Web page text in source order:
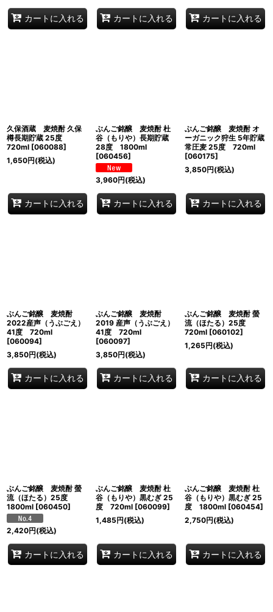
カートに入れる カートに入れる カートに入れる
久保酒蔵 麦焼酎 久保
樽長期貯蔵 25度
720ml [060088]
1,650円(税込)
カートに入れる
ぶんご銘醸 麦焼酎 杜
谷（もりや）長期貯蔵
28度 1800ml
[060456]
3,960円(税込)
カートに入れる
ぶんご銘醸 麦焼酎 オ
ーガニック狩生 5年貯蔵
常圧麦 25度 720ml
[060175]
3,850円(税込)
カートに入れる
ぶんご銘醸 麦焼酎
2022産声（うぶごえ）
41度 720ml
[060094]
3,850円(税込)
カートに入れる
ぶんご銘醸 麦焼酎
2019 産声（うぶごえ）
41度 720ml
[060097]
3,850円(税込)
カートに入れる
ぶんご銘醸 麦焼酎 螢
流（ほたる）25度
720ml [060102]
1,265円(税込)
カートに入れる
ぶんご銘醸 麦焼酎 螢
流（ほたる）25度
1800ml [060450]
2,420円(税込)
カートに入れる
ぶんご銘醸 麦焼酎 杜
谷（もりや）黒むぎ 25
度 720ml [060099]
1,485円(税込)
カートに入れる
ぶんご銘醸 麦焼酎 杜
谷（もりや）黒むぎ 25
度 1800ml [060454]
2,750円(税込)
カートに入れる